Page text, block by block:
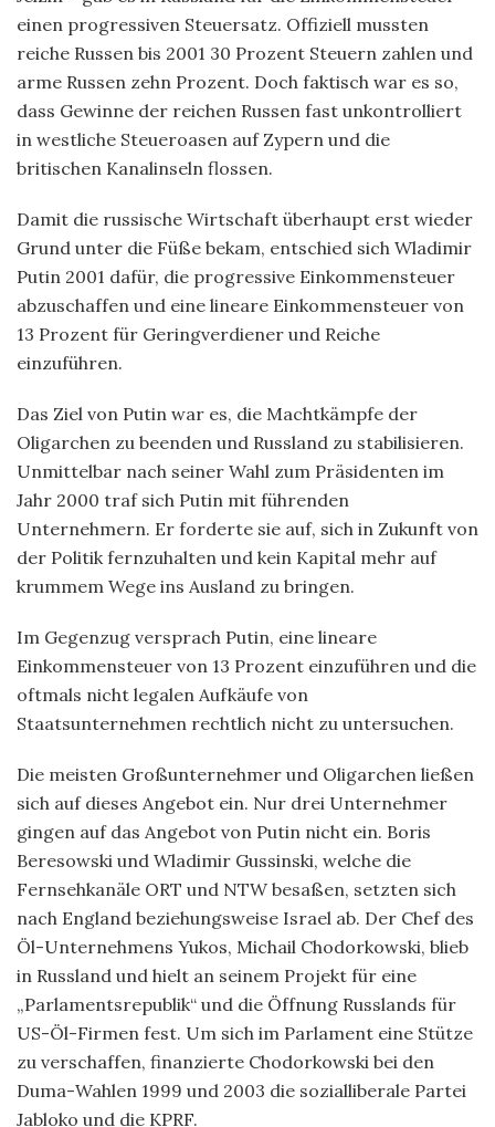
einen progressiven Steuersatz. Offiziell mussten
reiche Russen bis 2001 30 Prozent Steuern zahlen und
arme Russen zehn Prozent. Doch faktisch war es so,
dass Gewinne der reichen Russen fast unkontrolliert
in westliche Steueroasen auf Zypern und die
britischen Kanalinseln flossen.
Damit die russische Wirtschaft überhaupt erst wieder
Grund unter die Füße bekam, entschied sich Wladimir
Putin 2001 dafür, die progressive Einkommensteuer
abzuschaffen und eine lineare Einkommensteuer von
13 Prozent für Geringverdiener und Reiche
einzuführen.
Das Ziel von Putin war es, die Machtkämpfe der
Oligarchen zu beenden und Russland zu stabilisieren.
Unmittelbar nach seiner Wahl zum Präsidenten im
Jahr 2000 traf sich Putin mit führenden
Unternehmern. Er forderte sie auf, sich in Zukunft von
der Politik fernzuhalten und kein Kapital mehr auf
krummem Wege ins Ausland zu bringen.
Im Gegenzug versprach Putin, eine lineare
Einkommensteuer von 13 Prozent einzuführen und die
oftmals nicht legalen Aufkäufe von
Staatsunternehmen rechtlich nicht zu untersuchen.
Die meisten Großunternehmer und Oligarchen ließen
sich auf dieses Angebot ein. Nur drei Unternehmer
gingen auf das Angebot von Putin nicht ein. Boris
Beresowski und Wladimir Gussinski, welche die
Fernsehkanäle ORT und NTW besaßen, setzten sich
nach England beziehungsweise Israel ab. Der Chef des
Öl-Unternehmens Yukos, Michail Chodorkowski, blieb
in Russland und hielt an seinem Projekt für eine
„Parlamentsrepublik“ und die Öffnung Russlands für
US-Öl-Firmen fest. Um sich im Parlament eine Stütze
zu verschaffen, finanzierte Chodorkowski bei den
Duma-Wahlen 1999 und 2003 die sozialliberale Partei
Jabloko und die KPRF.